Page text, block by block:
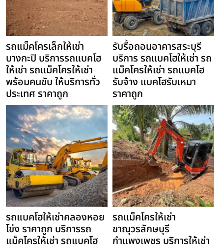
รถแม็คโครเล็กให้เช่า
บางกะปิ บริการรถแบคโฮ
ให้เช่า รถแม็คโครให้เช่า
พร้อมคนขับ ให้บริการทั่ว
ประเทศ ราคาถูก
รับรื้อถอนอาคารสระบุรี
บริการ รถแบคโฮให้เช่า รถ
แม็คโครให้เช่า รถแบคโฮ
รับจ้าง แบคโฮรับเหมา
ราคาถูก
รถแบคโฮให้เช่าคลองหอย
โข่ง ราคาถูก บริการรถ
แม็คโครให้เช่า รถแบคโฮ
รถแม็คโครให้เช่า
ขาณุวรลักษบุรี
กำแพงเพชร บริการให้เช่า